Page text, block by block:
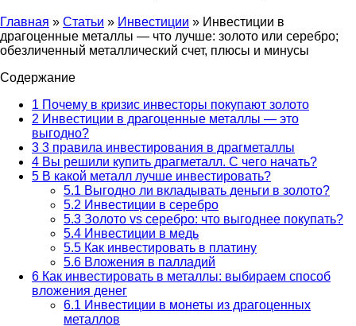
Главная » Статьи » Инвестиции » Инвестиции в
драгоценные металлы — что лучше: золото или серебро;
обезличенный металлический счет, плюсы и минусы
Содержание
1 Почему в кризис инвесторы покупают золото
2 Инвестиции в драгоценные металлы — это
выгодно?
3 3 правила инвестирования в драгметаллы
4 Вы решили купить драгметалл. С чего начать?
5 В какой металл лучше инвестировать?
5.1 Выгодно ли вкладывать деньги в золото?
5.2 Инвестиции в серебро
5.3 Золото vs серебро: что выгоднее покупать?
5.4 Инвестиции в медь
5.5 Как инвестировать в платину
5.6 Вложения в палладий
6 Как инвестировать в металлы: выбираем способ
вложения денег
6.1 Инвестиции в монеты из драгоценных
металлов